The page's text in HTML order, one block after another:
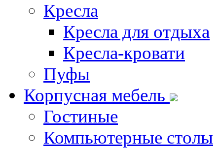
Кресла
Кресла для отдыха
Кресла-кровати
Пуфы
Корпусная мебель
Гостиные
Компьютерные столы